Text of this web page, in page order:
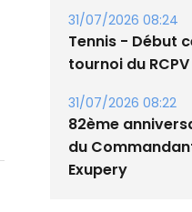
procession le 14
31/07/2026 08:24
tournoi du RCPV
31/07/2026 08:22
82ème